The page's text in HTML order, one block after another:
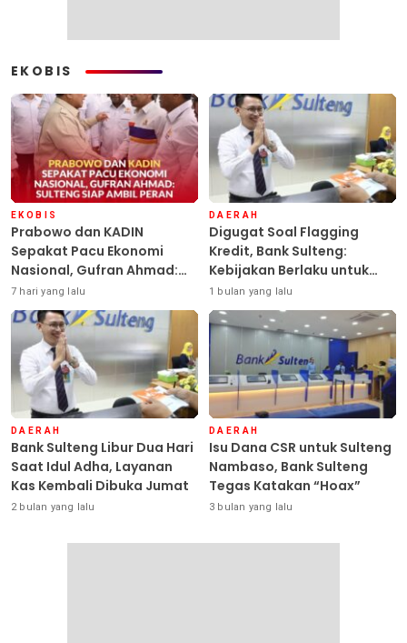
EKOBIS
EKOBIS
Prabowo dan KADIN
Sepakat Pacu Ekonomi
Nasional, Gufran Ahmad:
Sulteng Siap Ambil Peran
7 hari yang lalu
DAERAH
Digugat Soal Flagging
Kredit, Bank Sulteng:
Kebijakan Berlaku untuk
Seluruh Debitur ASN
1 bulan yang lalu
DAERAH
Bank Sulteng Libur Dua Hari
Saat Idul Adha, Layanan
Kas Kembali Dibuka Jumat
2 bulan yang lalu
DAERAH
Isu Dana CSR untuk Sulteng
Nambaso, Bank Sulteng
Tegas Katakan “Hoax”
3 bulan yang lalu